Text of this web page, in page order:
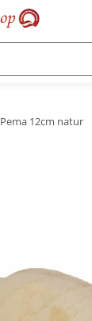
Pema 12cm natur